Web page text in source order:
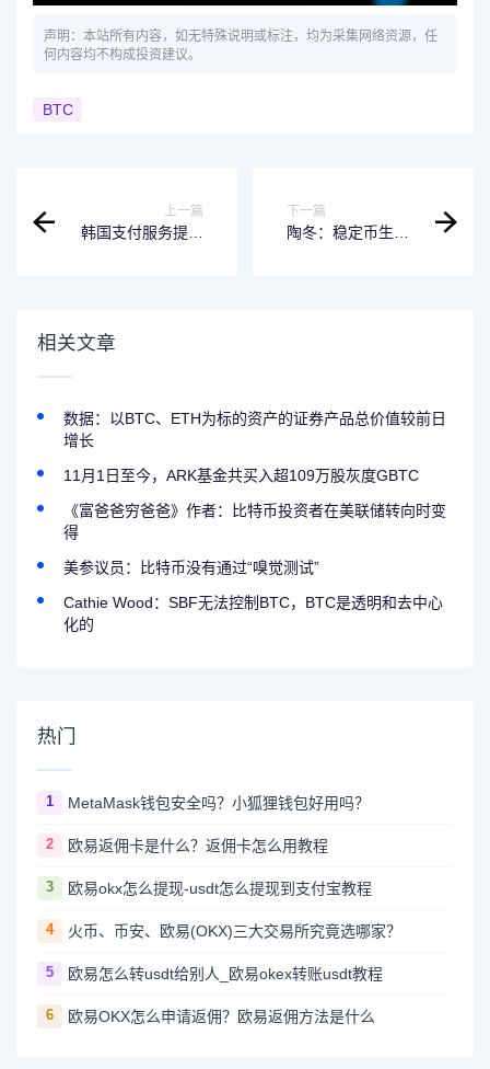
声明：本站所有内容，如无特殊说明或标注，均为采集网络资源，任
何内容均不构成投资建议。
BTC
上一篇
韩国支付服务提供
下一篇
陶冬：稳定币生态
相关文章
数据：以BTC、ETH为标的资产的证券产品总价值较前日
增长
11月1日至今，ARK基金共买入超109万股灰度GBTC
《富爸爸穷爸爸》作者：比特币投资者在美联储转向时变
得
美参议员：比特币没有通过“嗅觉测试”
Cathie Wood：SBF无法控制BTC，BTC是透明和去中心
化的
热门
1 MetaMask钱包安全吗？小狐狸钱包好用吗？
2 欧易返佣卡是什么？返佣卡怎么用教程
3 欧易okx怎么提现-usdt怎么提现到支付宝教程
4 火币、币安、欧易(OKX)三大交易所究竟选哪家？
5 欧易怎么转usdt给别人_欧易okex转账usdt教程
6 欧易OKX怎么申请返佣？欧易返佣方法是什么